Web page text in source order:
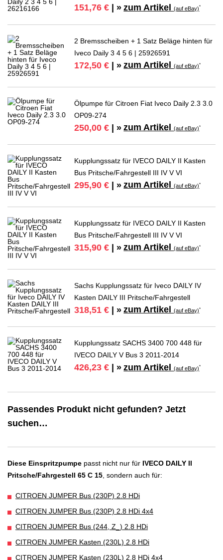
151,76 € | » zum Artikel(auf eBay)*
2 Bremsscheiben + 1 Satz Beläge hinten für
Iveco Daily 3 4 5 6 | 25926591
172,50 € | » zum Artikel(auf eBay)*
Ölpumpe für Citroen Fiat Iveco Daily 2.3 3.0
OP09-274
250,00 € | » zum Artikel(auf eBay)*
Kupplungssatz für IVECO DAILY II Kasten
Bus Pritsche/Fahrgestell III IV V VI
295,90 € | » zum Artikel(auf eBay)*
Kupplungssatz für IVECO DAILY II Kasten
Bus Pritsche/Fahrgestell III IV V VI
315,90 € | » zum Artikel(auf eBay)*
Sachs Kupplungssatz für Iveco DAILY IV
Kasten DAILY III Pritsche/Fahrgestell
318,51 € | » zum Artikel(auf eBay)*
Kupplungssatz SACHS 3400 700 448 für
IVECO DAILY V Bus 3 2011-2014
426,23 € | » zum Artikel(auf eBay)*
Passendes Produkt nicht gefunden? Jetzt
suchen…
Diese Einspritzpumpe passt nicht nur für IVECO DAILY II
Pritsche/Fahrgestell 65 C 15 , sondern auch für:
CITROEN JUMPER Bus (230P) 2.8 HDi
CITROEN JUMPER Bus (230P) 2.8 HDi 4x4
CITROEN JUMPER Bus (244, Z_) 2.8 HDi
CITROEN JUMPER Kasten (230L) 2.8 HDi
CITROEN JUMPER Kasten (230L) 2.8 HDi 4x4